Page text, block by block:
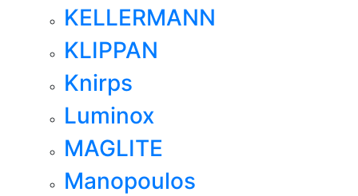
KELLERMANN
KLIPPAN
Knirps
Luminox
MAGLITE
Manopoulos